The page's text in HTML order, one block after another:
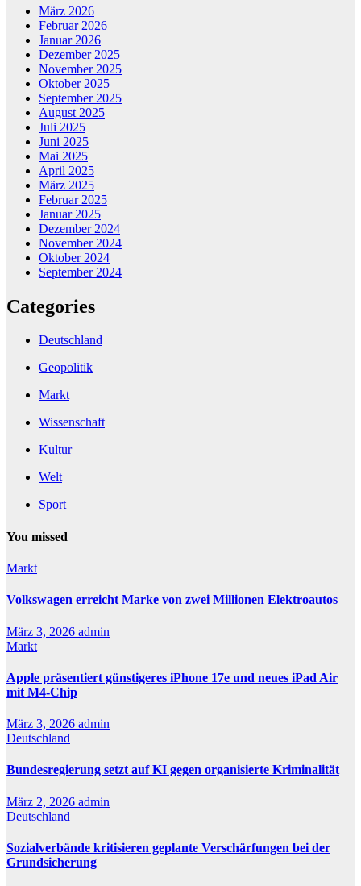
März 2026
Februar 2026
Januar 2026
Dezember 2025
November 2025
Oktober 2025
September 2025
August 2025
Juli 2025
Juni 2025
Mai 2025
April 2025
März 2025
Februar 2025
Januar 2025
Dezember 2024
November 2024
Oktober 2024
September 2024
Categories
Deutschland
Geopolitik
Markt
Wissenschaft
Kultur
Welt
Sport
You missed
Markt
Volkswagen erreicht Marke von zwei Millionen Elektroautos
März 3, 2026 admin
Markt
Apple präsentiert günstigeres iPhone 17e und neues iPad Air
mit M4-Chip
März 3, 2026 admin
Deutschland
Bundesregierung setzt auf KI gegen organisierte Kriminalität
März 2, 2026 admin
Deutschland
Sozialverbände kritisieren geplante Verschärfungen bei der
Grundsicherung